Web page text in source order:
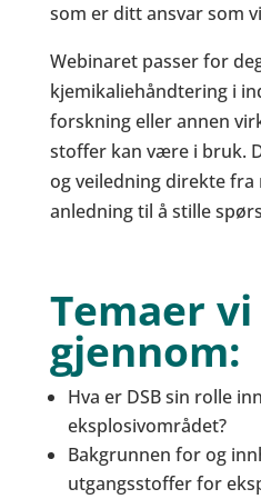
som er ditt ansvar som
Webinaret passer for
kjemikaliehåndtering i
forskning eller annen
stoffer kan være i bruk.
og veiledning direkte fra
anledning til å stille
Temaer
gjennom:
Hva er DSB sin rolle
eksplosivområdet?
Bakgrunnen for og
utgangsstoffer for